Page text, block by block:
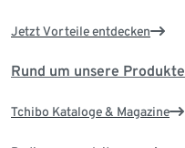
Jetzt Vorteile entdecken
Rund um unsere Produkte
Tchibo Kataloge & Magazine